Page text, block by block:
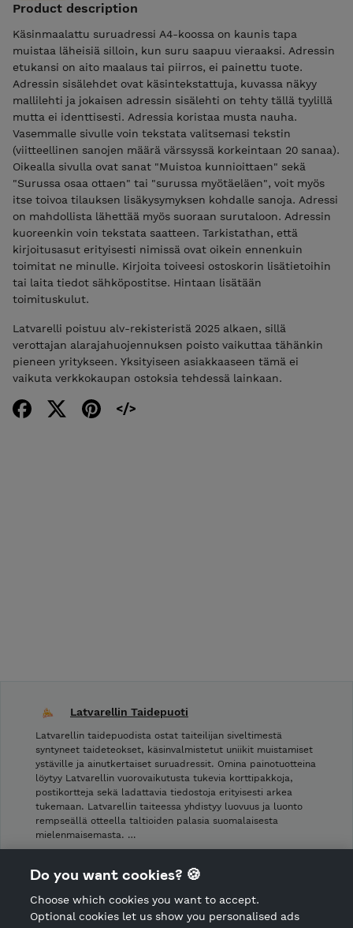
Product description
Käsinmaalattu suruadressi A4-koossa on kaunis tapa
muistaa läheisiä silloin, kun suru saapuu vieraaksi. Adressin
etukansi on aito maalaus tai piirros, ei painettu tuote.
Adressin sisälehdet ovat käsintekstattuja, kuvassa näkyy
mallilehti ja jokaisen adressin sisälehti on tehty tällä tyylillä
mutta ei identtisesti. Adressia koristaa musta nauha.
Vasemmalle sivulle voin tekstata valitsemasi tekstin
(viitteellinen sanojen määrä värssyssä korkeintaan 20 sanaa).
Oikealla sivulla ovat sanat "Muistoa kunnioittaen" sekä
"Surussa osaa ottaen" tai "surussa myötäeläen", voit myös
itse toivoa tilauksen lisäkysymyksen kohdalle sanoja. Adressi
on mahdollista lähettää myös suoraan surutaloon. Adressin
kuoreenkin voin tekstata saatteen. Tarkistathan, että
kirjoitusasut erityisesti nimissä ovat oikein ennenkuin
toimitat ne minulle. Kirjoita toiveesi ostoskorin lisätietoihin
tai laita tiedot sähköpostitse. Hintaan lisätään
toimituskulut.
Latvarelli poistuu alv-rekisteristä 2025 alkaen, sillä
verottajan alarajahuojennuksen poisto vaikuttaa tähänkin
pieneen yritykseen. Yksityiseen asiakkaaseen tämä ei
vaikuta verkkokaupan ostoksia tehdessä lainkaan.
Latvarellin Taidepuoti
Latvarellin taidepuodista ostat taiteilijan siveltimestä
syntyneet taideteokset, käsinvalmistetut uniikit muistamiset
ystäville ja ainutkertaiset suruadressit. Omina painotuotteina
löytyy Latvarellin vuorovaikutusta tukevia korttipakkoja,
postikortteja sekä ladattavia tiedostoja erityisesti arkea
tukemaan. Latvarellin taiteessa yhdistyy luovuus ja luonto
rempseällä otteella taltioiden palasia suomalaisesta
mielenmaisemasta. …
Shop privacy policy
CANCEL ORDER
Do you want cookies? 🍪
Choose which cookies you want to accept.
Optional cookies let us show you personalised ads